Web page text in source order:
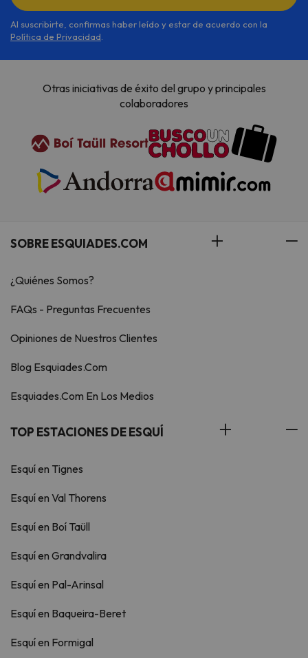
Al suscribirte, confirmas haber leído y estar de acuerdo con la
Política de Privacidad
Otras iniciativas de éxito del grupo y principales
colaboradores
SOBRE ESQUIADES.COM
¿Quiénes Somos?
FAQs - Preguntas Frecuentes
Opiniones de Nuestros Clientes
Blog Esquiades.Com
Esquiades.Com En Los Medios
TOP ESTACIONES DE ESQUÍ
Esquí en Tignes
Esquí en Val Thorens
Esquí en Boí Taüll
Esquí en Grandvalira
Esquí en Pal-Arinsal
Esquí en Baqueira-Beret
Esquí en Formigal